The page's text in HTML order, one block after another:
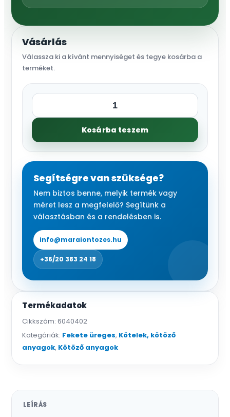
Vásárlás
Válassza ki a kívánt mennyiséget és tegye kosárba a
terméket.
Kötöző,
fekete
üreges,
mm,
50
mennyiség
Kosárba teszem
Segítségre van szüksége?
Nem biztos benne, melyik termék vagy
méret lesz a megfelelő? Segítünk a
választásban és a rendelésben is.
info@maraiontozes.hu
+36/20 383 24 18
Termékadatok
Cikkszám: 6040402
Kategóriák: Fekete üreges, Kötelek, kötöző
anyagok, Kötöző anyagok
LEÍRÁS